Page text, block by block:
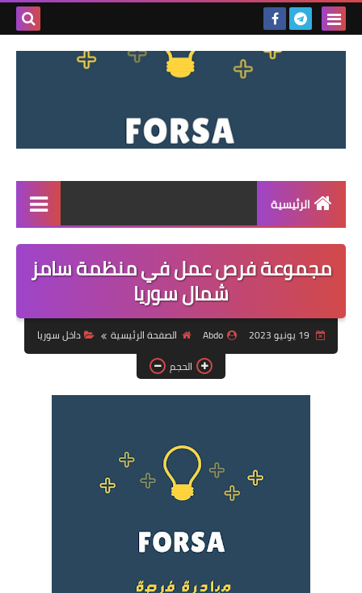
بحث
الرئيسية
القائمة
مناقصات
فرص عمل داخل سوريا
فرص عمل في تركيا
فرص عمل في العراق
فرص عمل في السودان
دورات تدريبية
مجموعة فرص عمل في منظمة سامز
شمال سوريا
Abdo الصفحة الرئيسية
داخل سوريا
الحجم